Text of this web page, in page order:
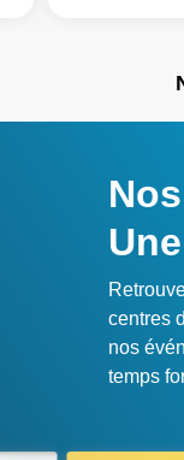
Une
centres
nos
temps